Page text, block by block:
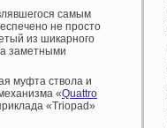
самым
не просто
из шикарного
заметными
муфта ствола и
«Quattro
«Triopad»